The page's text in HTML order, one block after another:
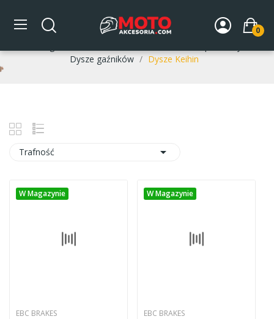
0
Dysze Keihin
Dysze gaźników
Dysze Keihin
Trafność 
W Magazynie
EBC BRAKES
W Magazynie
EBC BRAKES